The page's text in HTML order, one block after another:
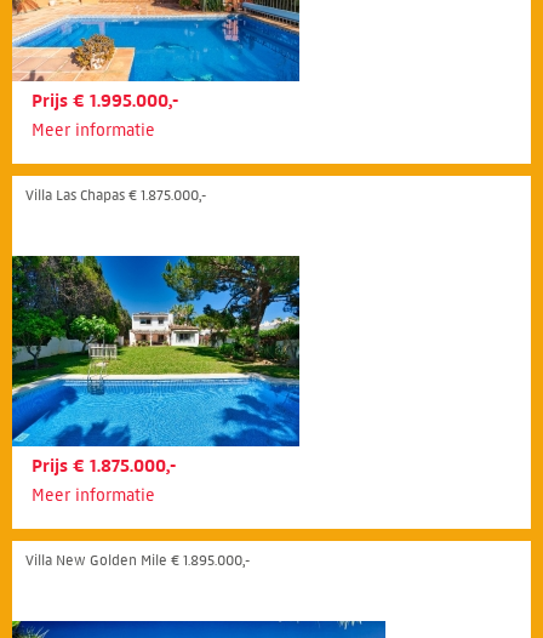
Prijs € 1.995.000,-
Meer informatie
Villa Las Chapas € 1.875.000,-
Prijs € 1.875.000,-
Meer informatie
Villa New Golden Mile € 1.895.000,-